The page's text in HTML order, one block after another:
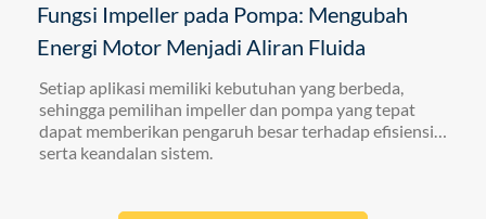
Fungsi Impeller pada Pompa: Mengubah
Energi Motor Menjadi Aliran Fluida
Setiap aplikasi memiliki kebutuhan yang berbeda,
sehingga pemilihan impeller dan pompa yang tepat
dapat memberikan pengaruh besar terhadap efisiensi
serta keandalan sistem.